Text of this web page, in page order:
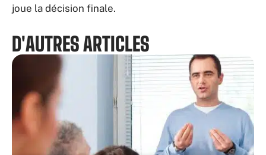
joue la décision finale.
D'AUTRES ARTICLES